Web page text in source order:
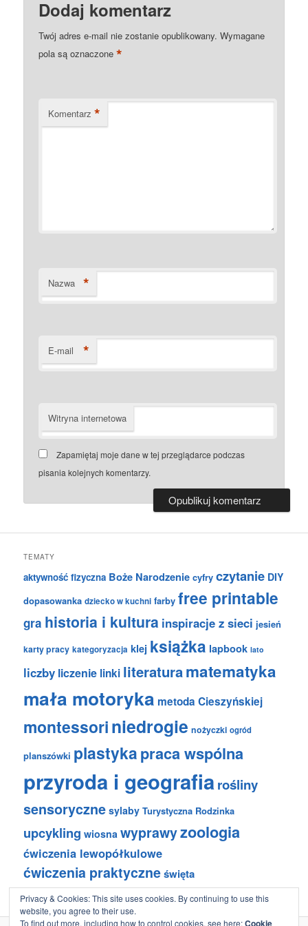
Dodaj komentarz
Twój adres e-mail nie zostanie opublikowany. Wymagane
pola są oznaczone*
Komentarz *
Nazwa *
E-mail *
Witryna internetowa
Zapamiętaj moje dane w tej przeglądarce podczas
pisania kolejnych komentarzy.
TEMATY
aktywność fizyczna Boże Narodzenie cyfry czytanie DIY
dopasowanka dziecko w kuchni farby free printable
gra historia i kultura inspiracje z sieci jesień
karty pracy kategoryzacja klej książka lapbook lato
liczby liczenie linki literaturamatematyka
mała motoryka metoda Cieszyńskiej
montessoriniedrogie nożyczki ogród
planszówki plastykapraca wspólna
przyroda i geografiarośliny
sensoryczne sylaby Turystyczna Rodzinka
upcykling wiosna wyprawyzoologia
ćwiczenia lewopółkulowe
ćwiczenia praktyczneświęta
Privacy & Cookies: This site uses cookies. By continuing to use this
website, you agree to their use.
To find out more, including how to control cookies, see here:Cookie